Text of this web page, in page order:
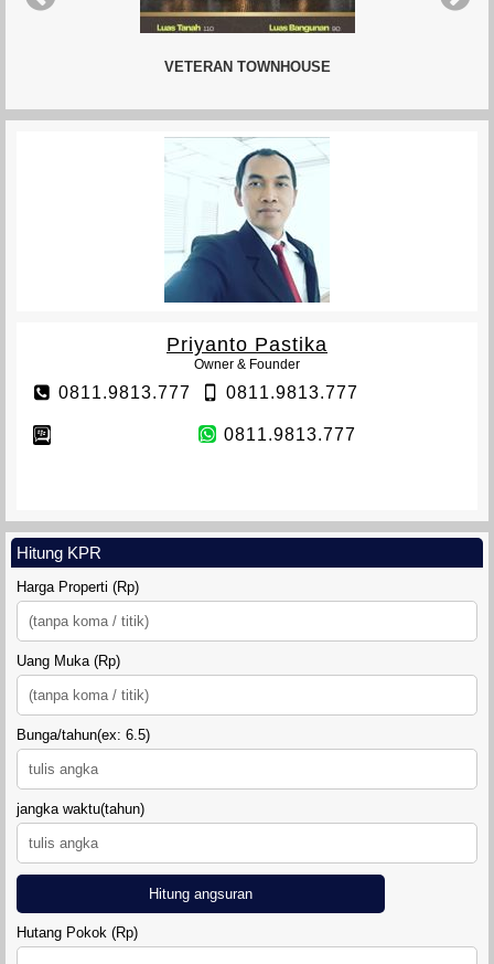
VETERAN TOWNHOUSE
Priyanto Pastika
Owner & Founder
0811.9813.777 0811.9813.777
0811.9813.777
Hitung KPR
Harga Properti (Rp)
Uang Muka (Rp)
Bunga/tahun(ex: 6.5)
jangka waktu(tahun)
Hitung angsuran
Hutang Pokok (Rp)